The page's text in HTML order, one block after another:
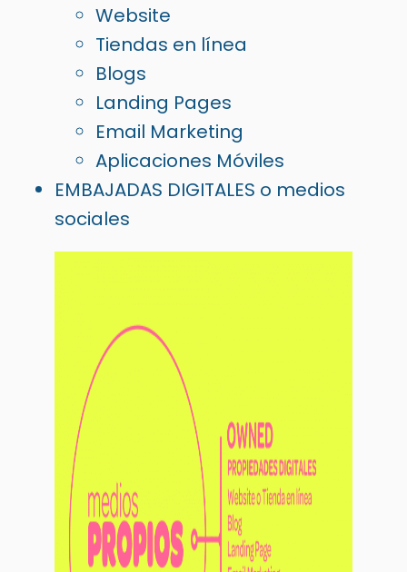
Website
Tiendas en línea
Blogs
Landing Pages
Email Marketing
Aplicaciones Móviles
EMBAJADAS DIGITALES o medios
sociales